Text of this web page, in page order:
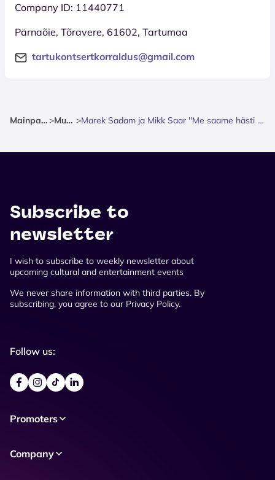
Company ID: 11440771
Pärnaõie, Tõravere, 61602, Tartumaa
tartukontsertkorraldus@gmail.com
Mainpage > Music > Marek Sadam ja Mikk Saar ''Me saame hästi läbi''
Subscribe to
newsletter
I wish to subscribe to weekly newsletter about
upcoming cultural and entertainment events
We never share information with third parties. By
subscribing, you agree to our Privacy Policy.
Follow us:
Promoters
Company